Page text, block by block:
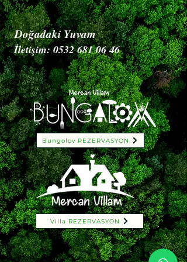
Doğadaki Yuvam
İletişim: 0532 681 06 46
Villa REZERVASYON
Bungolov REZERVASYON